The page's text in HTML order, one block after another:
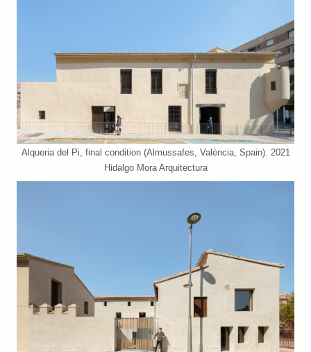
Alqueria del Pi, final condition (Almussafes, València, Spain). 2021
Hidalgo Mora Arquitectura